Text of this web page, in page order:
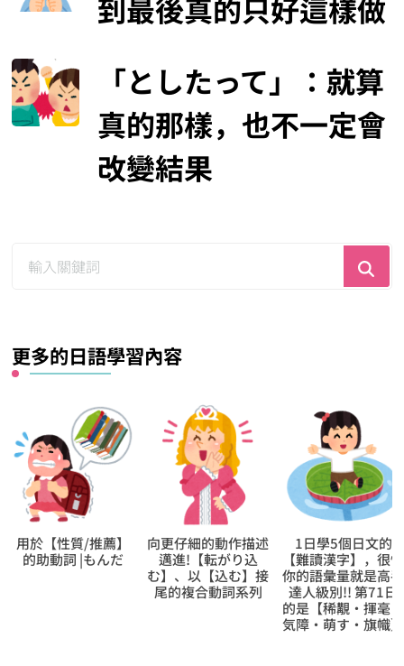
到最後真的只好這樣做
「としたって」：就算
真的那樣，也不一定會
改變結果
更多的日語學習內容
向更仔細的動作描述
邁進!【転がり込
む】、以【込む】接
1日學5個日文的
【難讀漢字】，很快
你的語彙量就是高手
達人級別!! 第71日
向更仔細的動作描述
邁進!【乗り入れ
る】、以【入れる】
接尾的複合動詞系列